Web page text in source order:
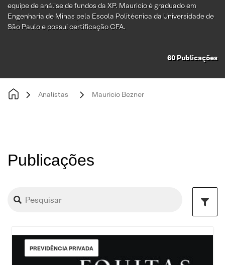
equipe de análise de fundos da XP. Mauricio é graduado em
Engenharia de Minas pela Escola Politécnica da Universidade de
São Paulo e possui certificação CFA.
60Publicações
Analistas Mauricio Bezner
Publicações
PREVIDÊNCIA PRIVADA